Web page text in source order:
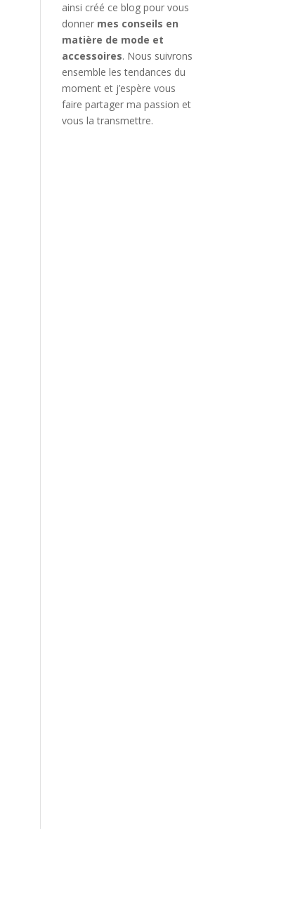
ainsi créé ce blog pour vous
donner mes conseils en
matière de mode et
accessoires. Nous suivrons
ensemble les tendances du
moment et j’espère vous
faire partager ma passion et
vous la transmettre.